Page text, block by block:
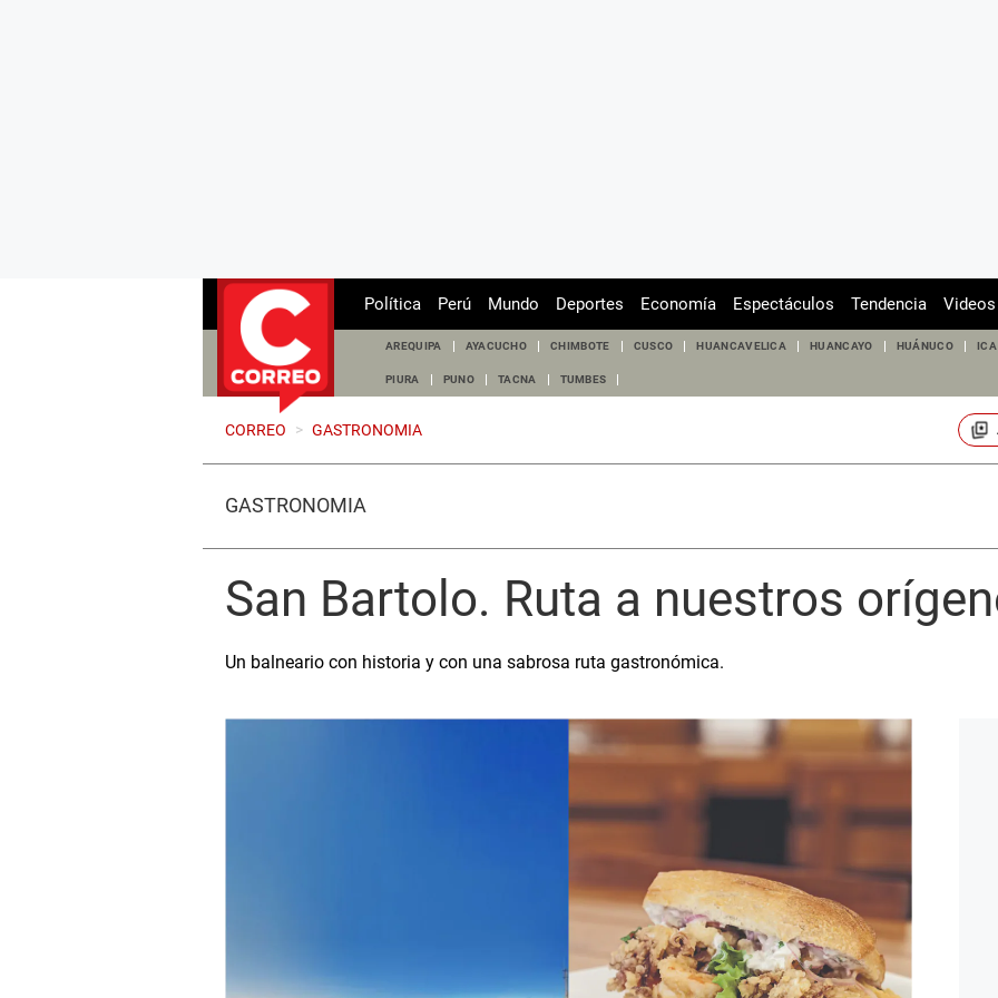
Política Perú Mundo Deportes Economía Espectáculos Tendencia Videos
AREQUIPA AYACUCHO CHIMBOTE CUSCO HUANCAVELICA HUANCAYO HUÁNUCO ICA
PIURA PUNO TACNA TUMBES
CORREO > GASTRONOMIA
GASTRONOMÍA
San Bartolo. Ruta a nuestros
Un balneario con historia y con una sabrosa ruta gastronómica.